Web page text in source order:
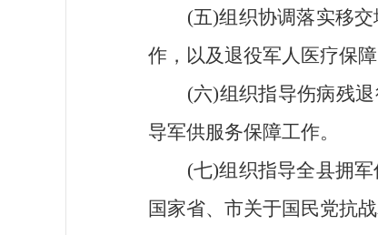
(五)组织协调落实移
作，以及退役军人医疗保
(六)组织指导伤病残
导军供服务保障工作。
(七)组织指导全县拥
国家省、市关于国民党抗